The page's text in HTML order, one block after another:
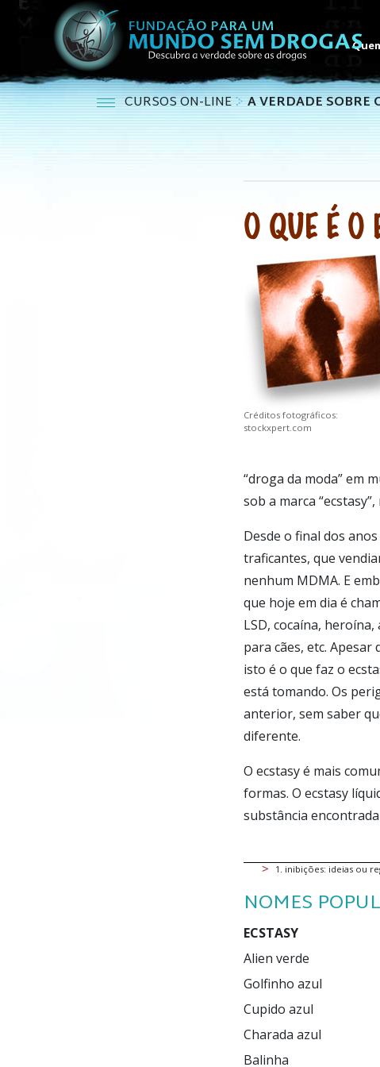
CURSOS ON-LINE A VERDADE SOBRE
O QUE É O
Créditos fotográficos:
stockxpert.com
“droga da moda” em
sob a marca
Desde o final dos
traficantes, que
nenhum MDMA. E
que hoje em dia é
LSD, cocaína,
para cães, etc.
isto é o que faz o
está tomando. Os
anterior, sem saber
diferente.
O ecstasy é mais
formas. O ecstasy
substância
1 inibições: ideias ou
NOMES
ECSTASY
Alien verde
Golfinho azul
Cupido azul
Charada azul
Balinha
F1
Hug
Dollar
Orbital roxo
Pílula do amor
Bola de Neve
Shazan
MDMA